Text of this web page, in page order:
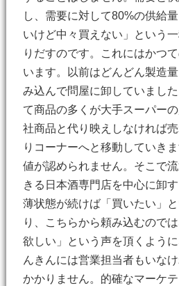
し、需要に対して80%の供給
いけど中々買えない」という
りだすのです。これにはかつ
います。以前はどんどん製造
み込んで問屋に卸していまし
て商品の多くが大手スーパー
社商品と代り映えしなければ
りコーナーへと移動していき
値が認められません。そこで
きる日本酒専門店を中心に卸
薄状態が続けば「買いたい」
り、こちらから頼み込むので
欲しい」という声を頂くよう
んきんには営業担当者もいな
かかりません。的確なマーケ